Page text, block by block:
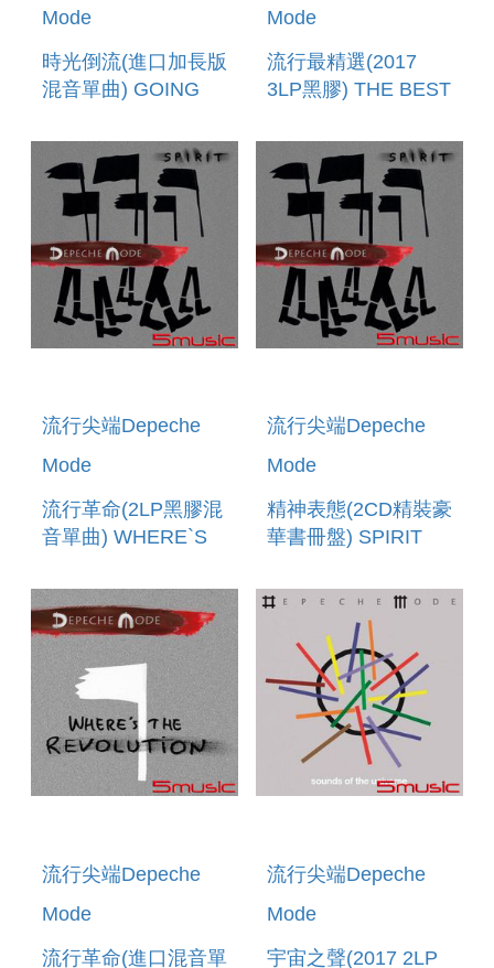
Mode
時光倒流(進口加長版
混音單曲) GOING
REMIXES (MAXI CD
SINGLE)
Mode
流行最精選(2017
3LP黑膠) THE BEST
MODE VOLUME
ONE (2017 VINYL)
流行尖端Depeche
Mode
流行革命(2LP黑膠混
音單曲) WHERE`S
REMIXES (VINYL)
流行尖端Depeche
Mode
精神表態(2CD精裝豪
華書冊盤) SPIRIT
流行尖端Depeche
Mode
流行革命(進口混音單
流行尖端Depeche
Mode
宇宙之聲(2017 2LP